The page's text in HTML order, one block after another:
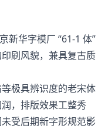
新华字模厂 “61-1 体”
刷风貌，兼具复古质
极具辨识度的老宋体
，排版效果工整秀
受后期新字形规范影